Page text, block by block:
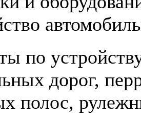
по
дорог,
полос,